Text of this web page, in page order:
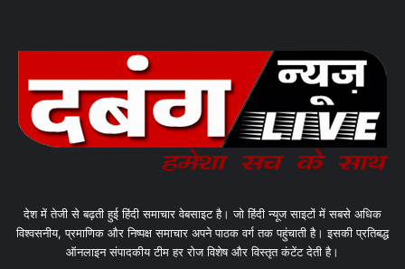
देश में तेजी से बढ़ती हुई हिंदी समाचार वेबसाइट है। जो हिंदी न्यूज साइटों में सबसे अधिक
विश्वसनीय, प्रमाणिक और निष्पक्ष समाचार अपने पाठक वर्ग तक पहुंचाती है। इसकी प्रतिबद्ध
ऑनलाइन संपादकीय टीम हर रोज विशेष और विस्तृत कंटेंट देती है।